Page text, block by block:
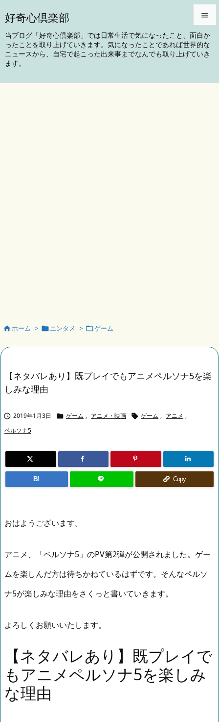
好奇心倶楽部
当ブログ「好奇心倶楽部」では日常生活で気になったこと、面白か
ったことを取り上げていきます。気になったことであれば世界的な
ニュースから、自宅で起こった出来事までなんでも取り上げていき
ます。


メニュ


ホーム > エンタメ > ゲーム
【ネタバレあり】既プレイでもアニメペルソナ5を楽
しみな理由
 2019年1月3日  ゲーム , アニメ・映画  ゲーム , アニメ ,
ペルソナ5
B! Copy
おはようございます。
アニメ、「ペルソナ5」のPV第2弾が公開されました。ゲー
ムを楽しんだ方は待ちかねているはずです。そんなペルソ
ナ5が楽しみな理由をさくっと書いていきます。
よろしくお願いいたします。
【ネタバレあり】既プレイで
もアニメペルソナ5を楽しみ
な理由